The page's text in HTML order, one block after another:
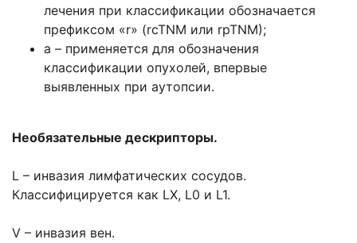
лечения при классификации обозначается
префиксом «r» (rcTNM или rpTNM);
а – применяется для обозначения
классификации опухолей, впервые
выявленных при аутопсии.
Необязательные дескрипторы.
L – инвазия лимфатических сосудов.
Классифицируется как LX, L0 и L1.
V – инвазия вен.